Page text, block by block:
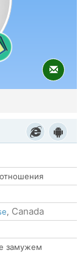
, Canada
замужем